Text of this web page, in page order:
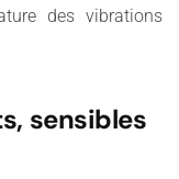
des vibrations
sensibles